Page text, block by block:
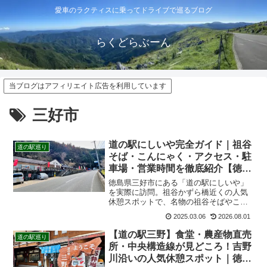
愛車のラクティスに乗ってドライブで巡るブログ
らくどらぶーん
当ブログはアフィリエイト広告を利用しています
三好市
道の駅巡り
道の駅にしいや完全ガイド｜祖谷
そば・こんにゃく・アクセス・駐
車場・営業時間を徹底紹介【徳島
県三好市】
徳島県三好市にある「道の駅にしいや」
を実際に訪問。祖谷かずら橋近くの人気
休憩スポットで、名物の祖谷そばやこん
にゃく、お土産、営業時間、駐車場、ア
クセス、冬季の注意点まで体験を交えて
詳しく紹介します。
2025.03.06 2026.08.01
道の駅巡り
【道の駅三野】食堂・農産物直売
所・中央構造線が見どころ！吉野
川沿いの人気休憩スポット｜徳島